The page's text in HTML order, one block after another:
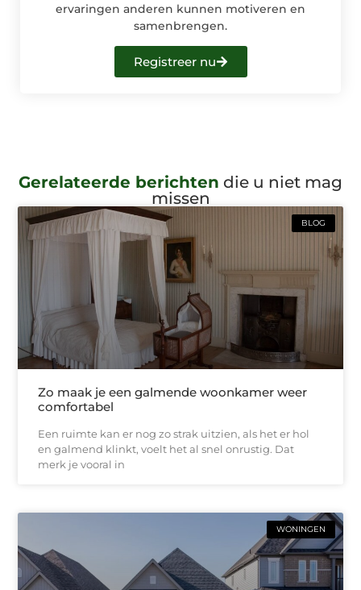
ervaringen anderen kunnen motiveren en
samenbrengen.
Registreer nu
Gerelateerde berichten die u niet mag
missen
BLOG
Zo maak je een galmende woonkamer weer
comfortabel
Een ruimte kan er nog zo strak uitzien, als het er hol
en galmend klinkt, voelt het al snel onrustig. Dat
merk je vooral in
WONINGEN